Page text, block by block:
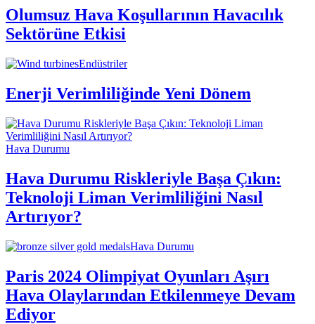
Olumsuz Hava Koşullarının Havacılık
Sektörüne Etkisi
Endüstriler
Enerji Verimliliğinde Yeni Dönem
Hava Durumu
Hava Durumu Riskleriyle Başa Çıkın:
Teknoloji Liman Verimliliğini Nasıl
Artırıyor?
Hava Durumu
Paris 2024 Olimpiyat Oyunları Aşırı
Hava Olaylarından Etkilenmeye Devam
Ediyor